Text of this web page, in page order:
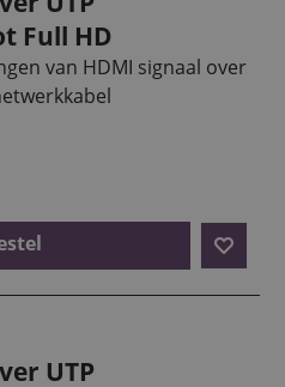
Full HD
van HDMI signaal over
UTP